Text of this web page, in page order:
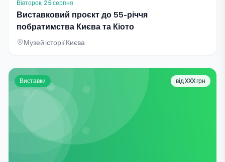
Вівторок, 25 серпня
Виставковий проєкт до 55-річчя
побратимства Києва та Кіото
Музей історії Києва
Виставки від XXX грн